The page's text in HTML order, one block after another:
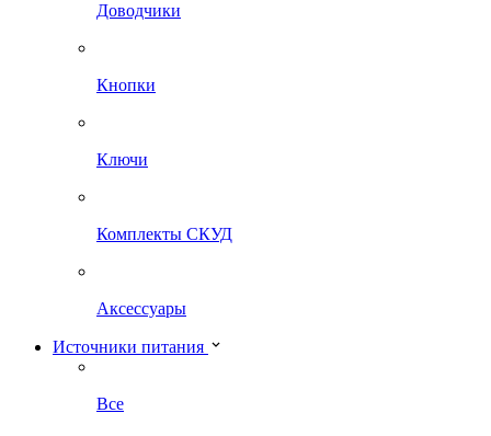
Доводчики
Кнопки
Ключи
Комплекты СКУД
Аксессуары
Источники питания
Все